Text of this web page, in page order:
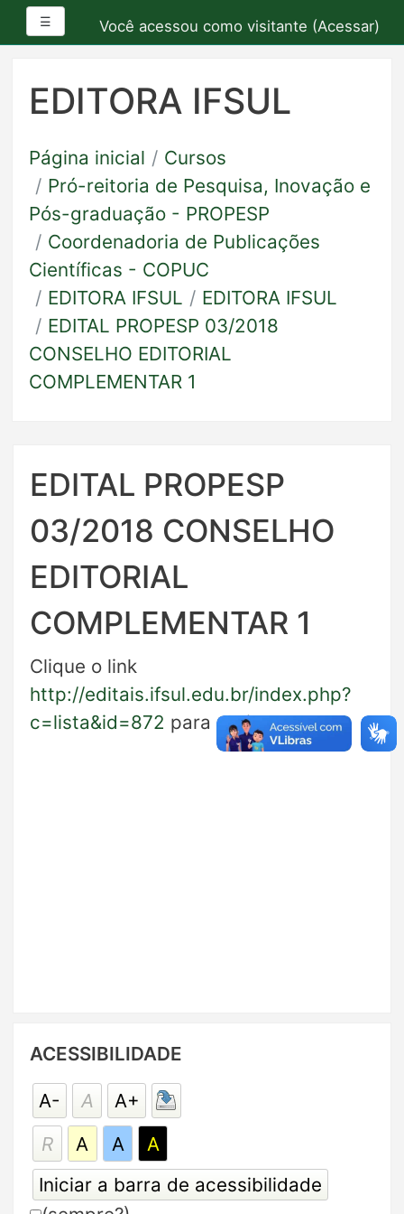
principal
☰ Painel lateralVocê acessou como visitante (Acessar)
EDITORA IFSUL
Página inicial
Cursos
Pró-reitoria de Pesquisa, Inovação e
Pós-graduação - PROPESP
Coordenadoria de Publicações
Científicas - COPUC
EDITORA IFSUL
EDITORA IFSUL
EDITAL PROPESP 03/2018
CONSELHO EDITORIAL
COMPLEMENTAR 1
EDITAL PROPESP
03/2018 CONSELHO
EDITORIAL
COMPLEMENTAR 1
Clique o link
http://editais.ifsul.edu.br/index.php?
c=lista&id=872 para abrir o recurso.
Acessibilidade
ACESSIBILIDADE
A- A
A+
R
A A A